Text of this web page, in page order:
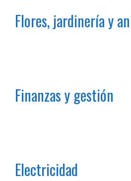
Flores, jardinería y
Finanzas y gestión
Electricidad